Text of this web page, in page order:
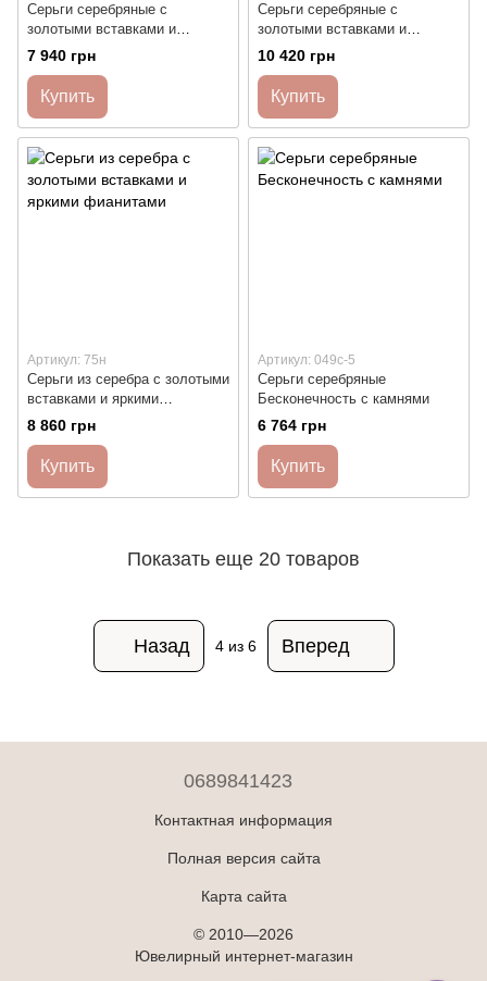
Серьги серебряные с
золотыми вставками и
фианитами
7 940 грн
Купить
Серьги серебряные с
золотыми вставками и
фианитами разного размера
10 420 грн
Купить
Артикул: 75н
Серьги из серебра с золотыми
вставками и яркими
фианитами
8 860 грн
Купить
Артикул: 049с-5
Серьги серебряные
Бесконечность с камнями
6 764 грн
Купить
Показать еще 20 товаров
Назад 4из 6 Вперед
0689841423
Контактная информация
Полная версия сайта
Карта сайта
© 2010—2026
Ювелирный интернет-магазин